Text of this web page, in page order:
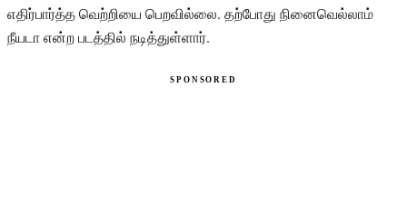
எதிர்பார்த்த வெற்றியை பெறவில்லை. தற்போது நினைவெல்லாம்
நீயடா என்ற படத்தில் நடித்துள்ளார்.